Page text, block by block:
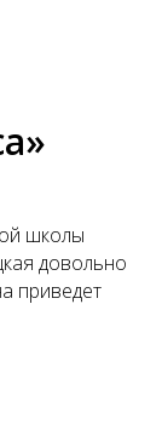
школы
довольно
приведет